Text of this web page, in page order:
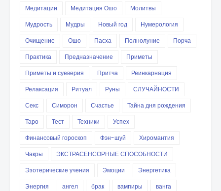
Медитации
Медитация Ошо
Молитвы
Мудрость
Мудры Новый год
Нумерология
Очищение
Ошо Пасха Полнолуние
Порча
Практика
Предназначение
Приметы
Приметы и суеверия
Притча
Реинкарнация
Релаксация
Ритуал Руны
СЛУЧАЙНОСТИ
Секс
Симорон Счастье
Тайна дня рождения
Таро
Тест Техники
Успех
Финансовый гороскоп
Фэн-шуй
Хиромантия
Чакры
ЭКСТРАСЕНСОРНЫЕ СПОСОБНОСТИ
Эзотерические учения
Эмоции
Энергетика
Энергия
ангел брак вампиры
ванга